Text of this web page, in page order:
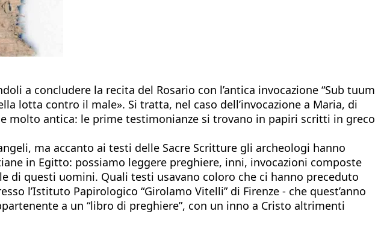
a concludere la recita del Rosario con l’antica invocazione “Sub tuum
lotta contro il male». Si tratta, nel caso dell’invocazione a Maria, di
molto antica: le prime testimonianze si trovano in papiri scritti in greco
ma accanto ai testi delle Sacre Scritture gli archeologi hanno
in Egitto: possiamo leggere preghiere, inni, invocazioni composte
di questi uomini. Quali testi usavano coloro che ci hanno preceduto
l’Istituto Papirologico “Girolamo Vitelli” di Firenze - che quest’anno
a un “libro di preghiere”, con un inno a Cristo altrimenti